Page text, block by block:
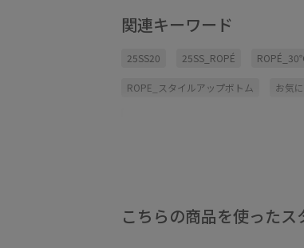
関連キーワード
25SS20 25SS_ROPÉ
ROPE_スタイルアップボトム お気
こちらの商品を使ったス